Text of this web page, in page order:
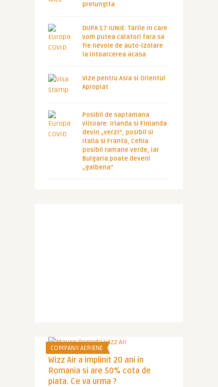
prelungita
DUPA 17 IUNIE: Tarile in care
vom putea calatori fara sa
fie nevoie de auto-izolare
la intoarcerea acasa
Vize pentru Asia si Orientul
Apropiat
Posibil de saptamana
viitoare: Irlanda si Finlanda
devin „verzi”, posibil si
Italia si Franta, Cehia
posibil ramane verde, iar
Bulgaria poate deveni
„galbena”
COMPANII AERIENE
Wizz Air a implinit 20 ani in
Romania si are 50% cota de
piata. Ce va urma ?